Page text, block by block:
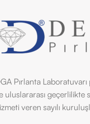
Pırlanta
uluslararası geçerlilikte
veren sayılı